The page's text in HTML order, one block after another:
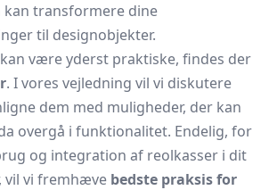
kan transformere dine
til designobjekter.
være yderst praktiske, findes der
. I vores vejledning vil vi diskutere
dem med muligheder, der kan
overgå i funktionalitet. Endelig, for
og integration af reolkasser i dit
vil vi fremhæve bedste praksis for